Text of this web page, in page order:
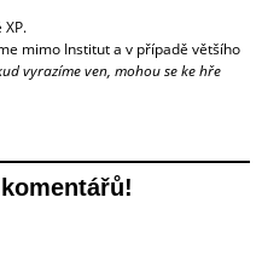
mimo Institut a v případě většího
vyrazíme ven, mohou se ke hře